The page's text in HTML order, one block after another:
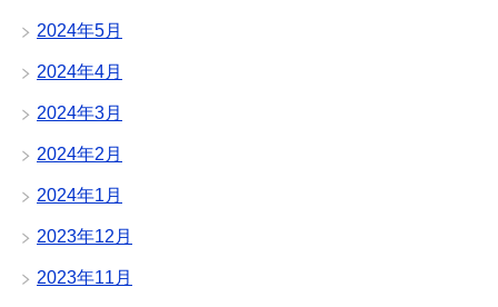
2024年5月
2024年4月
2024年3月
2024年2月
2024年1月
2023年12月
2023年11月